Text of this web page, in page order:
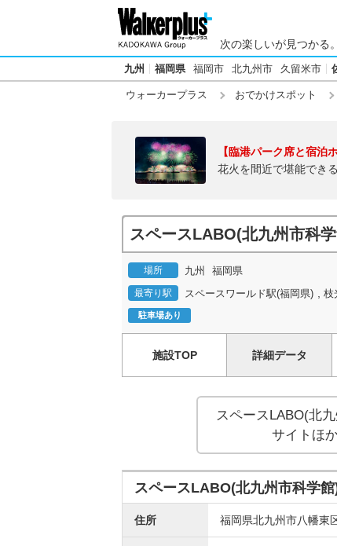
次の楽しいが見つかる。
九州 福岡県 福岡市 北九州市 久留米市
ウォーカープラス おでかけスポット
【臨港パーク席と宿泊
花火を間近で堪能でき
スペースLABO(北九州市科
場所 九州 福岡県
最寄り駅 スペースワールド駅(福岡県) 枝
駐車場あり
施設TOP 詳細データ
スペースLABO(北
サイトほ
スペースLABO(北九州市科学
住所 福岡県北九州市八幡東